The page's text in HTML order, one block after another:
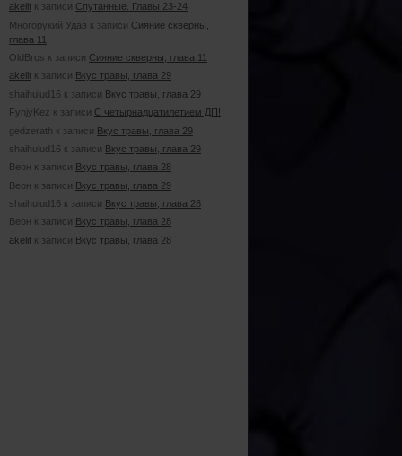
akelit к записи Спутанные. Главы 23-24
Многорукий Удав к записи Сияние скверны,
глава 11
OldBros к записи Сияние скверны, глава 11
akelit к записи Вкус травы, глава 29
shaihulud16 к записи Вкус травы, глава 29
FynjyKez к записи С четырнадцатилетием ДП!
gedzerath к записи Вкус травы, глава 29
shaihulud16 к записи Вкус травы, глава 29
Веон к записи Вкус травы, глава 28
Веон к записи Вкус травы, глава 29
shaihulud16 к записи Вкус травы, глава 28
Веон к записи Вкус травы, глава 28
akelit к записи Вкус травы, глава 28